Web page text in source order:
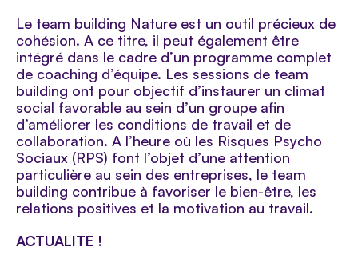
Le team building Nature est un outil précieux de
cohésion. A ce titre, il peut également être
intégré dans le cadre d’un programme complet
de coaching d’équipe. Les sessions de team
building ont pour objectif d’instaurer un climat
social favorable au sein d’un groupe afin
d’améliorer les conditions de travail et de
collaboration. A l’heure où les Risques Psycho
Sociaux (RPS) font l’objet d’une attention
particulière au sein des entreprises, le team
building contribue à favoriser le bien-être, les
relations positives et la motivation au travail.
ACTUALITE !